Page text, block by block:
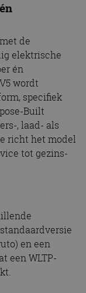
de
elektrische
én
wordt
specifiek
Built
, laad- als
richt het model
tot gezins-
en een
een WLTP-